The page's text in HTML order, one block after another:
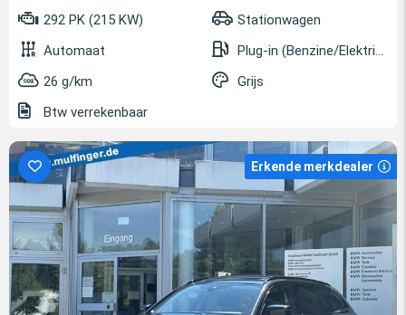
292 PK (215 KW)
Stationwagen
Automaat
Plug-in (Benzine/Elektrisch)
26 g/km
Grijs
Btw verrekenbaar
Erkende merkdealer